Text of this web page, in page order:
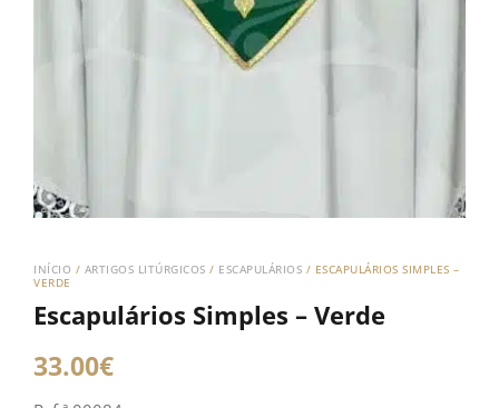
INÍCIO / ARTIGOS LITÚRGICOS / ESCAPULÁRIOS / ESCAPULÁRIOS SIMPLES –
VERDE
Escapulários Simples – Verde
33.00€